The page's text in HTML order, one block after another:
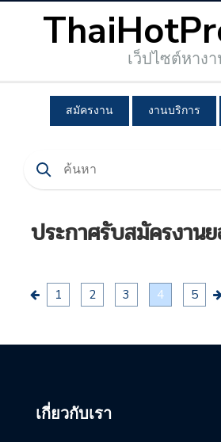
เว็ปไซต์หาง
สมัครงาน งานบริการ
ประกาศรับสมัครงาน
1 2 3 4 5
เกี่ยวกับเรา